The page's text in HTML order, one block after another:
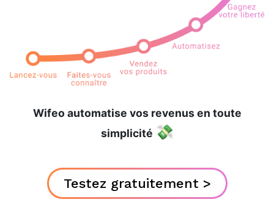
Wifeo automatise vos revenus en toute
simplicité 💸
Testez gratuitement >